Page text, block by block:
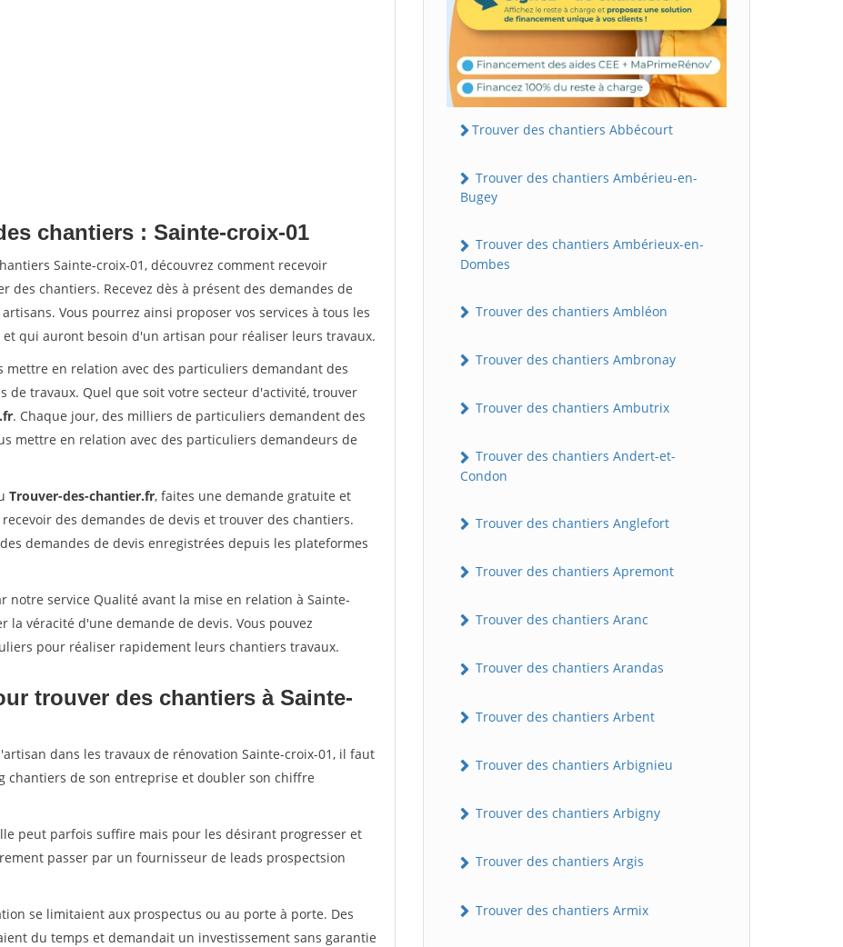
chantiers : Sainte-croix-01
Sainte-croix-01, découvrez comment recevoir
des chantiers. Recevez dès à présent des demandes de
Vous pourrez ainsi proposer vos services à tous les
qui auront besoin d'un artisan pour réaliser leurs travaux.
en relation avec des particuliers demandant des
de travaux. Quel que soit votre secteur d'activité, trouver
. Chaque jour, des milliers de particuliers demandent des
mettre en relation avec des particuliers demandeurs de
Trouver-des-chantier.fr, faites une demande gratuite et
des demandes de devis et trouver des chantiers.
demandes de devis enregistrées depuis les plateformes
notre service Qualité avant la mise en relation à Sainte-
la véracité d'une demande de devis. Vous pouvez
pour réaliser rapidement leurs chantiers travaux.
trouver des chantiers à Sainte-
dans les travaux de rénovation Sainte-croix-01, il faut
de son entreprise et doubler son chiffre
peut parfois suffire mais pour les désirant progresser et
passer par un fournisseur de leads prospectsion
se limitaient aux prospectus ou au porte à porte. Des
du temps et demandait un investissement sans garantie
Trouver des chantiers Abbécourt
Trouver des chantiers Ambérieu-en-
Bugey
Trouver des chantiers Ambérieux-en-
Dombes
Trouver des chantiers Ambléon
Trouver des chantiers Ambronay
Trouver des chantiers Ambutrix
Trouver des chantiers Andert-et-
Condon
Trouver des chantiers Anglefort
Trouver des chantiers Apremont
Trouver des chantiers Aranc
Trouver des chantiers Arandas
Trouver des chantiers Arbent
Trouver des chantiers Arbignieu
Trouver des chantiers Arbigny
Trouver des chantiers Argis
Trouver des chantiers Armix